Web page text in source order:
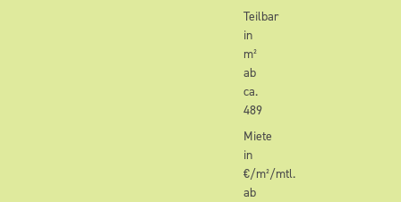
Teilbar
in
m²
ab
ca.
489
Miete
in
€/m²/mtl.
ab